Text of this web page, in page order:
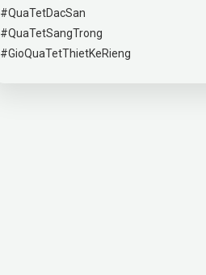
#QuaTetDacSan
#QuaTetSangTrong
#GioQuaTetThietKeRieng